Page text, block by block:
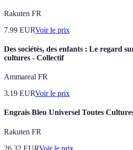
Rakuten FR
7.99 EURVoir le prix
Des sociétés, des enfants : Le regard
cultures - Collectif
Ammareal FR
3.19 EURVoir le prix
Engrais Bleu Universel Toutes
Rakuten FR
26.32 EURVoir le prix